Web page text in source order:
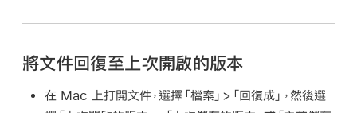
將文件回復至上次開啟的版本
在 Mac 上打開文件，選擇「檔案」>「回復成」，然後選